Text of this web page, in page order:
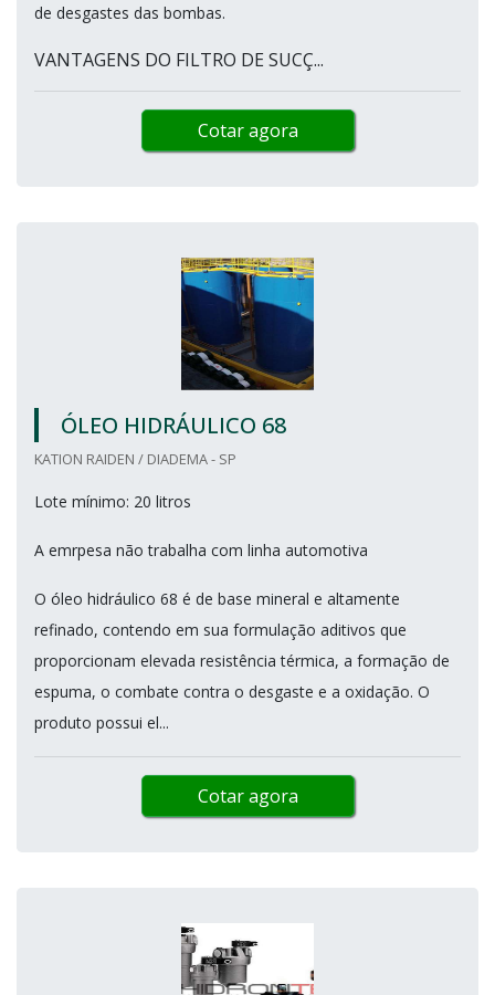
de desgastes das bombas.
VANTAGENS DO FILTRO DE SUCÇ...
Cotar agora
ÓLEO HIDRÁULICO 68
KATION RAIDEN / DIADEMA - SP
Lote mínimo: 20 litros
A emrpesa não trabalha com linha automotiva
O óleo hidráulico 68 é de base mineral e altamente
refinado, contendo em sua formulação aditivos que
proporcionam elevada resistência térmica, a formação de
espuma, o combate contra o desgaste e a oxidação. O
produto possui el...
Cotar agora